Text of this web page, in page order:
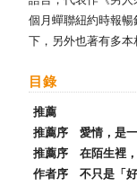
個月蟬聯紐約時報
下，另外也著有多本
目錄
推薦
推薦序 愛情，是
推薦序 在陌生
作者序 不只是「